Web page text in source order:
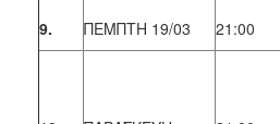
9. ΠΕΜΠΤΗ 19/03 21:00